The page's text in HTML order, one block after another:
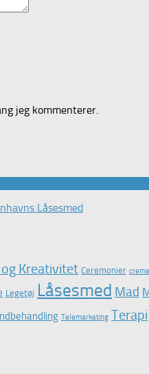
jeg kommenterer.
Låsesmed
Kreativitet Ceremonier
Legetøj Låsesmed Mad
Telemarketing Terapi